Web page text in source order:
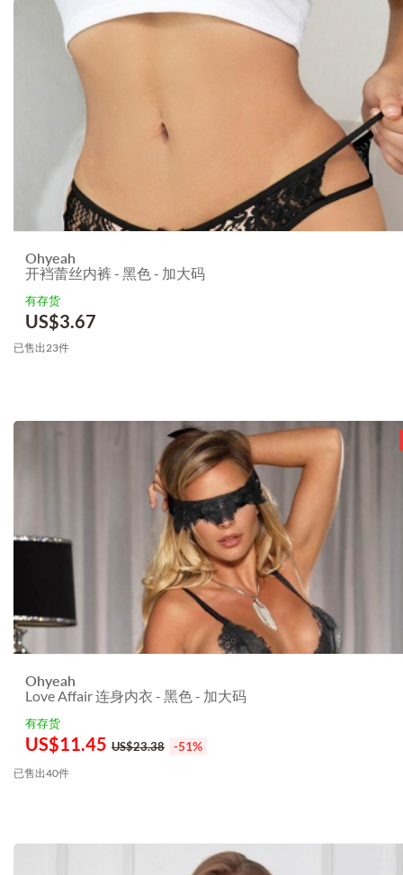
Ohyeah
开裆蕾丝内裤 - 黑色 - 加大码
有存货
US$3.67
已售出23件
Ohyeah
Love Affair 连身内衣 - 黑色 - 加大码
有存货
US$11.45 US$23.38 -51%
已售出40件